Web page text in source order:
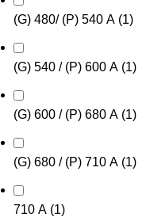
(G) 480/ (P) 540 А (1)
(G) 540 / (P) 600 А (1)
(G) 600 / (P) 680 А (1)
(G) 680 / (P) 710 А (1)
710 А (1)